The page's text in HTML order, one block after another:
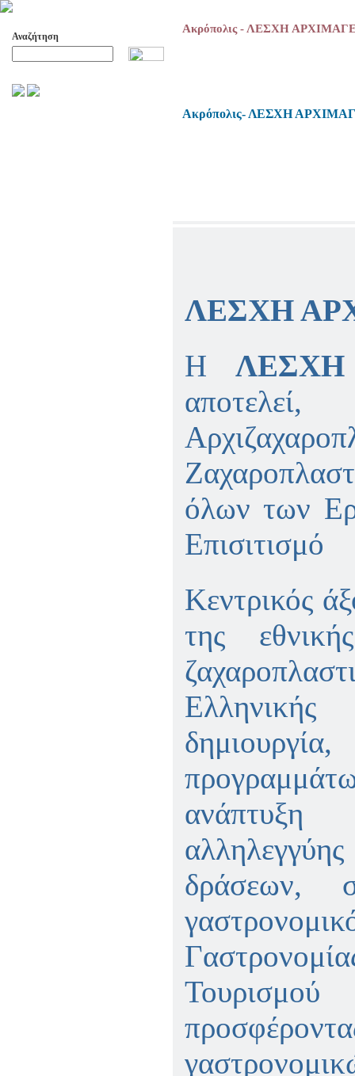
Αναζήτηση
Ακρόπολις - ΛΕΣΧΗ
Ακρόπολις- ΛΕΣΧΗ
ΛΕΣΧΗ
ΗΛΕΣΧΗ
αποτελεί,
όλων των
Επισιτισμό
Κεντρικός
της
ανάπτυξη
δράσεων,